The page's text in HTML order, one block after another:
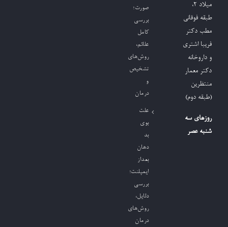
میلاد ٢،
طبقه فوقانی
مطب دکتر
فریبا اشتری
و داروخانه
دکتر معمار
منتظرین
(طبقه دوم)
روزهای سه
شنبه عصر
صورت؛
بررسی
کامل
علائم،
روش‌های
تشخیص
و
درمان
علت
بوی
بد
دهان
بعداز
ایمپلنت؛
بررسی
دلایل،
روش‌های
درمان